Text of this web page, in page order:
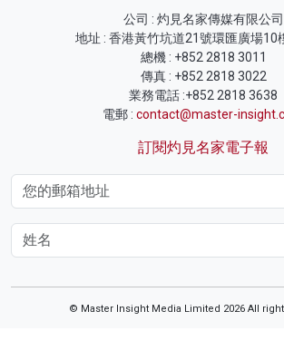
公司 : 灼見名家傳媒有限公司
地址 : 香港黃竹坑道21號環匯廣場10
總機 : +852 2818 3011
傳真 : +852 2818 3022
業務電話 :+852 2818 3638
電郵 : contact@master-
訂閱灼見名家電子報
© Master Insight Media Limited 2026 All